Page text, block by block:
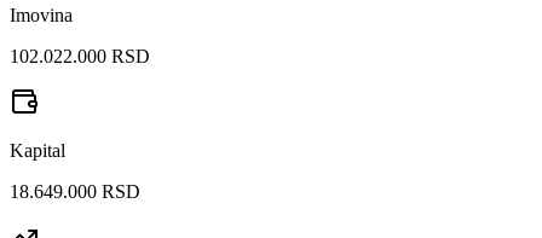
Imovina
102.022.000 RSD
Kapital
18.649.000 RSD